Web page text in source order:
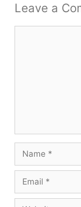
Leave a